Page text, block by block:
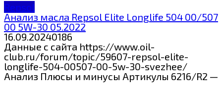
Repsol
Анализ масла Repsol Elite Longlife 504 00/507
00 5W-30 05.2022
16.09.20240186
Данные с сайта https://www.oil-
club.ru/forum/topic/59607-repsol-elite-
longlife-504-00507-00-5w-30-svezhee/
Анализ Плюсы и минусы Артикулы 6216/R2 —